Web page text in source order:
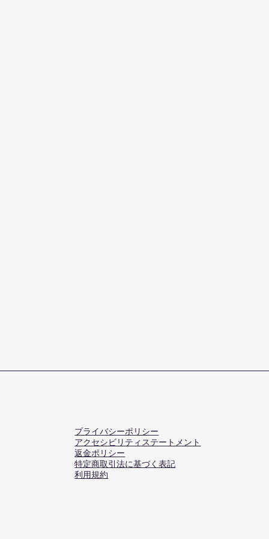
プライバシーポリシー
アクセシビリティステートメント
返金ポリシー
特定商取引法に基づく表記
​利用規約